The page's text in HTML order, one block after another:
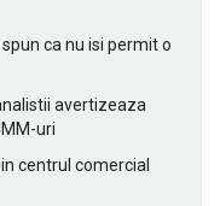
ca nu isi permit o
avertizeaza
uri
centrul comercial